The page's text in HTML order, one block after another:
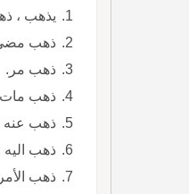
يذهب ،
ذهب
ذهب مر.
ذهب
ذهب عنه
ذهب اليه
ذهب